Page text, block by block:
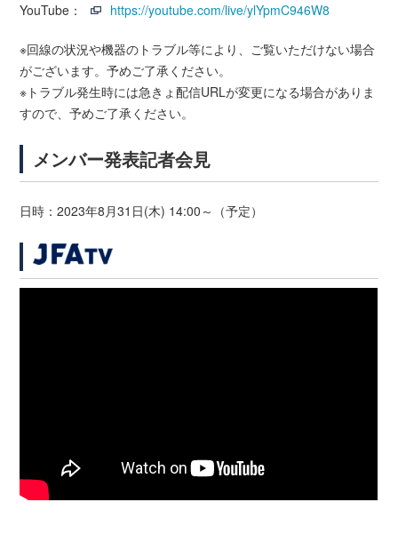
YouTube： https://youtube.com/live/ylYpmC946W8
※回線の状況や機器のトラブル等により、ご覧いただけない場合
がございます。予めご了承ください。
※トラブル発生時には急きょ配信URLが変更になる場合がありま
すので、予めご了承ください。
メンバー発表記者会見
日時：2023年8月31日(木) 14:00～（予定）